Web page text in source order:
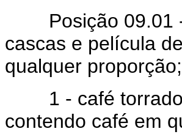
Posição 09.01 -
cascas e película
qualquer proporção;
1 - café torrado,
contendo café em